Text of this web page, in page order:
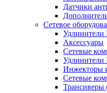
Датчики
Сетевое
Удлинители
Аксессуары
Сетевые
Удлинители
Инжекторы
Сетевые
Трансиверы